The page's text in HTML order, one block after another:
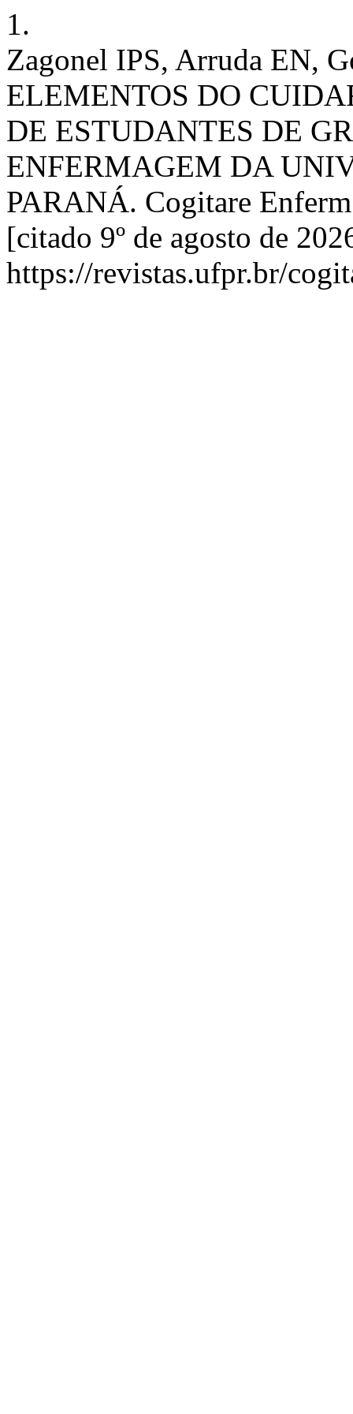
1.
Zagonel IPS, Arruda EN,
ELEMENTOS DO
DE ESTUDANTES DE
ENFERMAGEM DA
PARANÁ. Cogitare
[citado 9º de agosto de
https://revistas.ufpr.br/